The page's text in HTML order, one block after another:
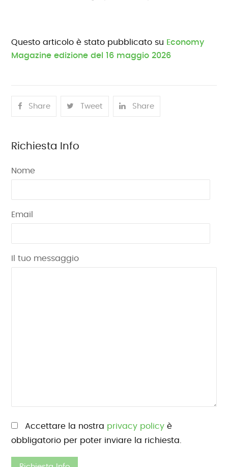
Questo articolo è stato pubblicato su Economy
Magazine edizione del 16 maggio 2026
Share Tweet Share
Richiesta Info
Nome
Email
Il tuo messaggio
Si prega di lasciare vuoto questo campo.
Accettare la nostra privacy policy è
obbligatorio per poter inviare la richiesta.